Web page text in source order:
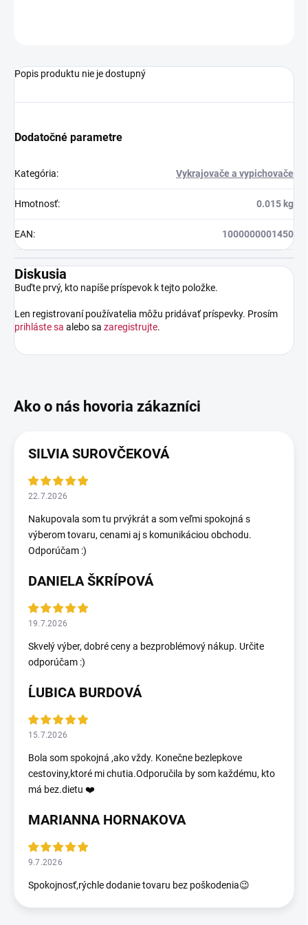
Popis produktu nie je dostupný
Dodatočné parametre
Kategória: Vykrajovače a vypichovače
Hmotnosť: 0.015 kg
EAN: 1000000001450
Diskusia
Buďte prvý, kto napíše príspevok k tejto položke.
Len registrovaní používatelia môžu pridávať príspevky. Prosím
prihláste sa alebo sa zaregistrujte.
SILVIA SUROVČEKOVÁ
22.7.2026
Nakupovala som tu prvýkrát a som veľmi spokojná s
výberom tovaru, cenami aj s komunikáciou obchodu.
Odporúčam :)
DANIELA ŠKRÍPOVÁ
19.7.2026
Skvelý výber, dobré ceny a bezproblémový nákup. Určite
odporúčam :)
ĹUBICA BURDOVÁ
15.7.2026
Bola som spokojná ,ako vždy. Konečne bezlepkove
cestoviny,ktoré mi chutia.Odporučila by som každému, kto
má bez.dietu ❤️
MARIANNA HORNAKOVA
9.7.2026
Spokojnosť,rýchle dodanie tovaru bez poškodenia😉